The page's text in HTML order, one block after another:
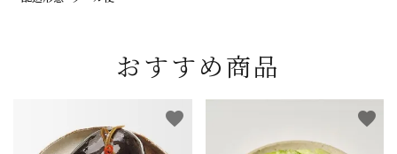
おすすめ商品
favorite favorite